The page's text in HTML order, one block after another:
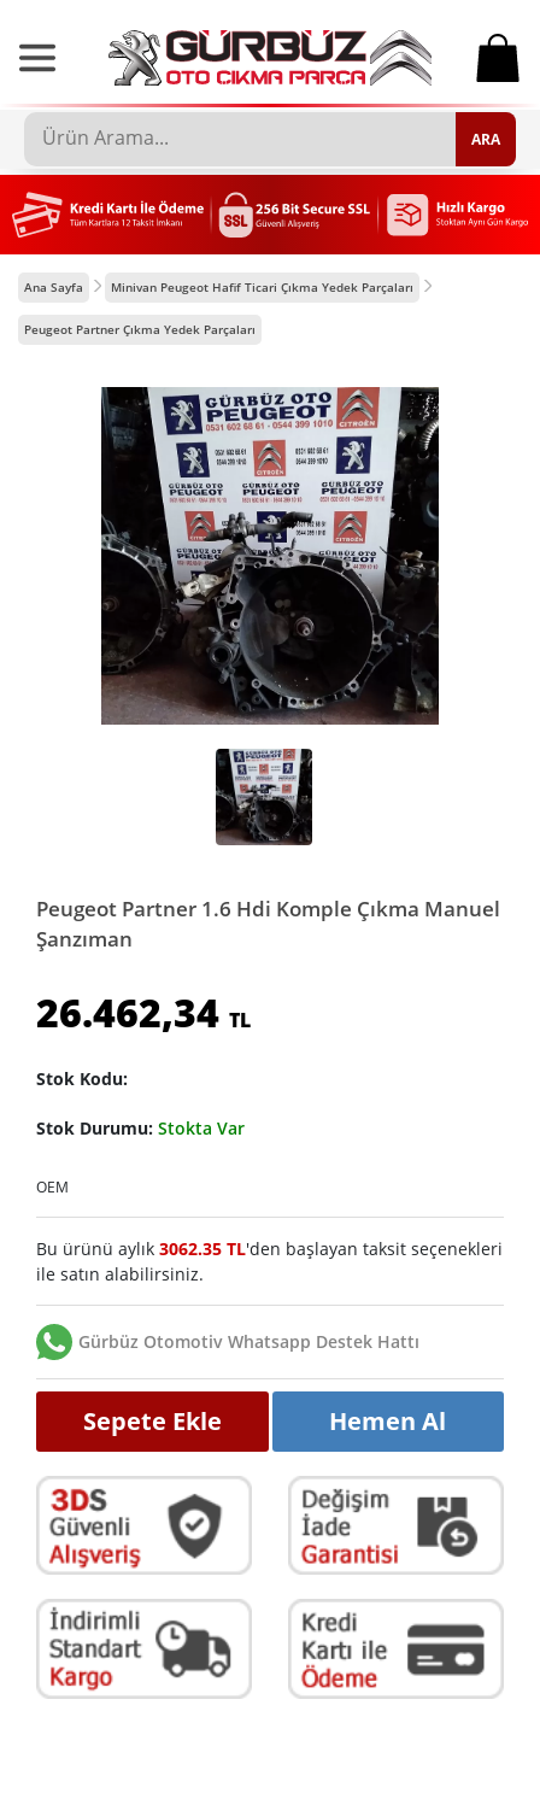
0
ARA
Ana Sayfa Minivan Peugeot Hafif Ticari Çıkma Yedek Parçaları
Peugeot Partner Çıkma Yedek Parçaları
Peugeot Partner 1.6 Hdi Komple Çıkma Manuel
Şanzıman
26.462,34 TL
Stok Kodu:
Stok Durumu: Stokta Var
OEM
Bu ürünü aylık 3062.35 TL'den başlayan taksit seçenekleri
ile satın alabilirsiniz.
Gürbüz Otomotiv Whatsapp Destek Hattı
Sepete Ekle Hemen Al